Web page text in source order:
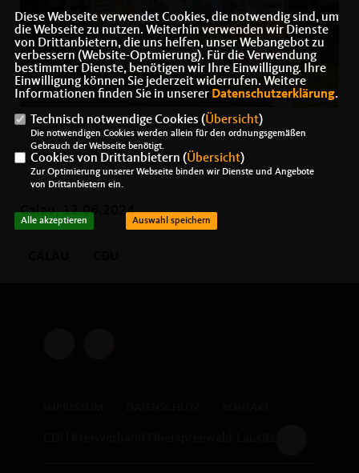
Calau, 12.06.2024
Diese Webseite verwendet Cookies, die notwendig sind, um
die Webseite zu nutzen. Weiterhin verwenden wir Dienste
von Drittanbietern, die uns helfen, unser Webangebot zu
verbessern (Website-Optmierung). Für die Verwendung
bestimmter Dienste, benötigen wir Ihre Einwilligung. Ihre
Einwilligung können Sie jederzeit widerrufen. Weitere
Informationen finden Sie in unserer Datenschutzerklärung.
Technisch notwendige Cookies (Übersicht)
Die notwendigen Cookies werden allein für den ordnungsgemäßen
Gebrauch der Webseite benötigt.
Cookies von Drittanbietern (Übersicht)
Zur Optimierung unserer Webseite binden wir Dienste und Angebote
von Drittanbietern ein.
Alle akzeptieren Auswahl speichern